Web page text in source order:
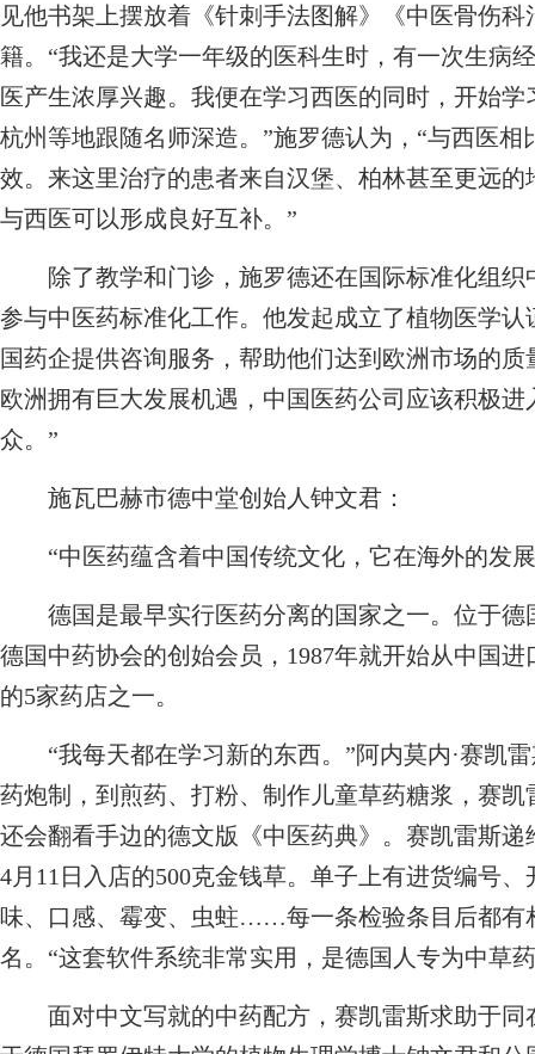
见他书架上摆放着《针刺手法图解》《中医骨伤
籍。“我还是大学一年级的医科生时，有一次生病
医产生浓厚兴趣。我便在学习西医的同时，开始
杭州等地跟随名师深造。”施罗德认为，“与西医
效。来这里治疗的患者来自汉堡、柏林甚至更远
与西医可以形成良好互补。”
除了教学和门诊，施罗德还在国际标准化组织
参与中医药标准化工作。他发起成立了植物医学
国药企提供咨询服务，帮助他们达到欧洲市场的
欧洲拥有巨大发展机遇，中国医药公司应该积极
众。”
施瓦巴赫市德中堂创始人钟文君：
“中医药蕴含着中国传统文化，它在海外的发
德国是最早实行医药分离的国家之一。位于德
德国中药协会的创始会员，1987年就开始从中国
的5家药店之一。
“我每天都在学习新的东西。”阿内莫内·赛凯雷
药炮制，到煎药、打粉、制作儿童草药糖浆，赛
还会翻看手边的德文版《中医药典》。赛凯雷斯
4月11日入店的500克金钱草。单子上有进货编号
味、口感、霉变、虫蛀……每一条检验条目后都有
名。“这套软件系统非常实用，是德国人专为中草
面对中文写就的中药配方，赛凯雷斯求助于同